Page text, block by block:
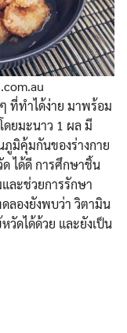
ที่ทำได้ง่าย มาพร้อม
ยมะนาว 1 ผล มี
มิคุ้มกันของร่างกาย
ได้ดี การศึกษาชิ้น
ละช่วยการรักษา
ลองยังพบว่า วิตามิน
วัดได้ด้วย และยังเป็น